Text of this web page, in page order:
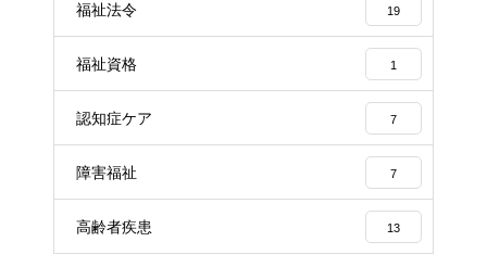
福祉法令 19
福祉資格 1
認知症ケア 7
障害福祉 7
高齢者疾患 13